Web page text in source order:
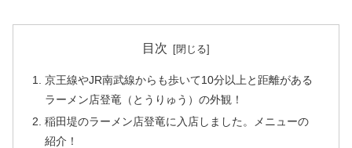
目次
京王線やJR南武線からも歩いて10分以上と距離がある
ラーメン店登竜（とうりゅう）の外観！
稲田堤のラーメン店登竜に入店しました。メニューの
紹介！